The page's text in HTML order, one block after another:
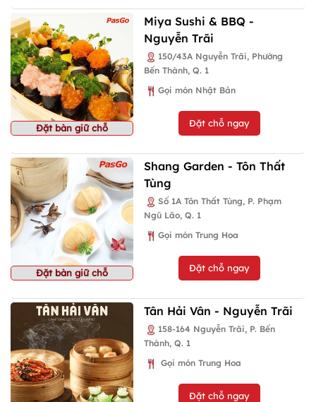
Đặt bàn giữ chỗ
Miya Sushi & BBQ -
Nguyễn Trãi
150/43A Nguyễn Trãi, Phường
Bến Thành, Q. 1
Gọi món Nhật Bản
Đặt chỗ ngay
Đặt bàn giữ chỗ
Shang Garden - Tôn Thất
Tùng
Số 1A Tôn Thất Tùng, P. Phạm
Ngũ Lão, Q. 1
Gọi món Trung Hoa
Đặt chỗ ngay
Tân Hải Vân - Nguyễn Trãi
158-164 Nguyễn Trãi, P. Bến
Thành, Q. 1
Gọi món Trung Hoa
Đặt chỗ ngay